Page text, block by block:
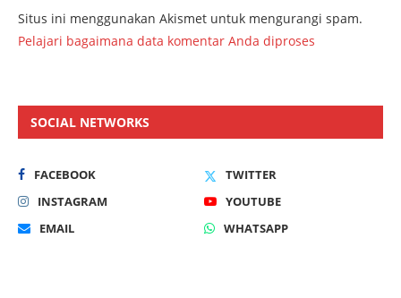
Situs ini menggunakan Akismet untuk mengurangi spam.
Pelajari bagaimana data komentar Anda diproses
SOCIAL NETWORKS
FACEBOOK
TWITTER
INSTAGRAM
YOUTUBE
EMAIL
WHATSAPP